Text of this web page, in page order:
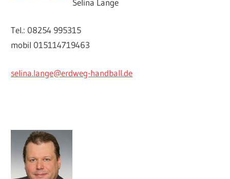
Tel.: 08254 995315
mobil 015114719463
selina.lange@erdweg-handball.de